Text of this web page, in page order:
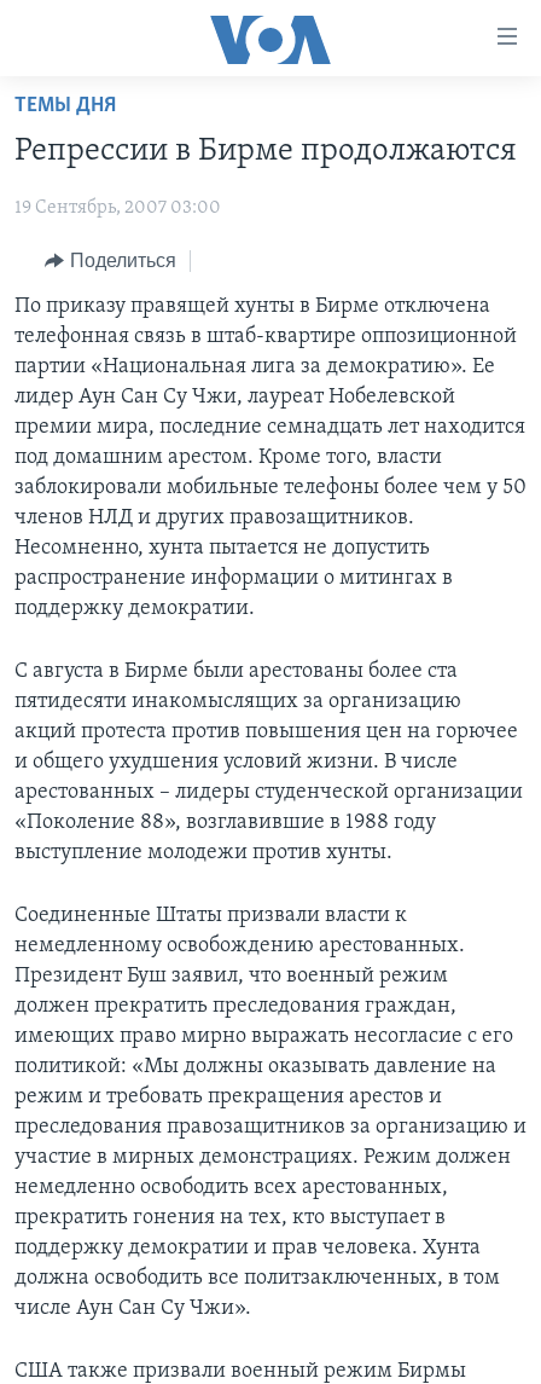
Перейти
основной
Перейти
навигации
Перейти
поиск
ПРОГРАММЫ
АМЕРИКА
НОВОСТИ ЗА МИНУТУ
ИТОГИ
ПОЧЕМУ ЭТО ВАЖНО?
ДИСКУССИЯ VOA
ДЕТАЛИ
НЬЮ-ЙОРК NEW YORK
АМЕРИКА. БОЛЬШОЕ ПУТЕШЕСТВИЕ
ПРОЕКТЫ
УЧИМ АНГЛИЙСКИЙ
НАША АМЕРИКАНСКАЯ ИСТОРИЯ
А КАК В АМЕРИКЕ?
АРТЕФАКТЫ
АМЕРИКАНСКИЕ ГОРОДКИ
ТЕСТЫ
ЭКСПЕРТИЗА
ИНТЕРВЬЮ
ФАКТЫ ПРОТИВ ФЕЙКОВ
ЗА СВОБОДУ ПРЕССЫ
УЧИМ АНГЛИЙСКИЙ
ВИДЕО
ПОДПИСКА НА НОВОСТИ
Learning English
Языки
ТЕМЫ ДНЯ
Репрессии в Бирме продолжаются
19 Сентябрь, 2007 03:00
Поделиться
По приказу правящей хунты в Бирме отключена
телефонная связь в штаб-квартире оппозиционной
партии «Национальная лига за демократию». Ее
лидер Аун Сан Су Чжи, лауреат Нобелевской
премии мира, последние семнадцать лет находится
под домашним арестом. Кроме того, власти
заблокировали мобильные телефоны более чем у 50
членов НЛД и других правозащитников.
Несомненно, хунта пытается не допустить
распространение информации о митингах в
поддержку демократии.
С августа в Бирме были арестованы более ста
пятидесяти инакомыслящих за организацию
акций протеста против повышения цен на горючее
и общего ухудшения условий жизни. В числе
арестованных – лидеры студенческой организации
«Поколение 88», возглавившие в 1988 году
выступление молодежи против хунты.
Соединенные Штаты призвали власти к
немедленному освобождению арестованных.
Президент Буш заявил, что военный режим
должен прекратить преследования граждан,
имеющих право мирно выражать несогласие с его
политикой: «Мы должны оказывать давление на
режим и требовать прекращения арестов и
преследования правозащитников за организацию и
участие в мирных демонстрациях. Режим должен
немедленно освободить всех арестованных,
прекратить гонения на тех, кто выступает в
поддержку демократии и прав человека. Хунта
должна освободить все политзаключенных, в том
числе Аун Сан Су Чжи».
США также призвали военный режим Бирмы